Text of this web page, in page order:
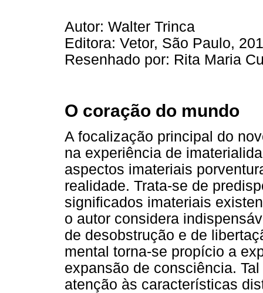
Autor: Walter Trinca
Editora: Vetor, São Paulo,
Resenhado por: Rita Maria
O coração do mundo
A focalização principal do
na experiência de
aspectos imateriais
realidade. Trata-se de
significados imateriais
o autor considera
de desobstrução e de
mental torna-se propício a
expansão de consciência.
atenção às características